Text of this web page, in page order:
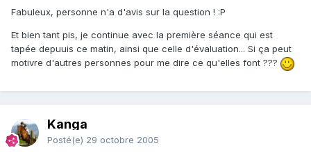
Fabuleux, personne n'a d'avis sur la question ! :P
Et bien tant pis, je continue avec la première séance qui est
tapée depuuis ce matin, ainsi que celle d'évaluation... Si ça peut
motivre d'autres personnes pour me dire ce qu'elles font ???
Kanga
Posté(e) 29 octobre 2005